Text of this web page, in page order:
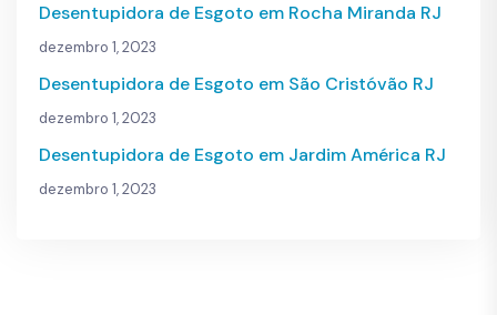
Desentupidora de Esgoto em Rocha Miranda RJ
dezembro 1, 2023
Desentupidora de Esgoto em São Cristóvão RJ
dezembro 1, 2023
Desentupidora de Esgoto em Jardim América RJ
dezembro 1, 2023